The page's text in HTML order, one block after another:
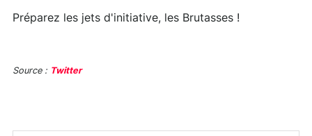
Préparez les jets d'initiative, les Brutasses !
Source : Twitter